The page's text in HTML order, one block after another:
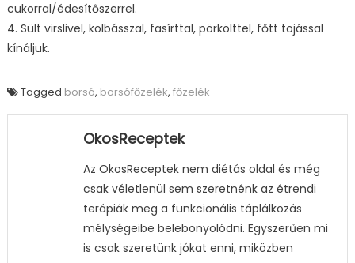
cukorral/édesítőszerrel.
4. Sült virslivel, kolbásszal, fasírttal, pörkölttel, főtt tojással
kínáljuk.
Tagged borsó, borsófőzelék, főzelék
OkosReceptek
Az OkosReceptek nem diétás oldal és még
csak véletlenül sem szeretnénk az étrendi
terápiák meg a funkcionális táplálkozás
mélységeibe belebonyolódni. Egyszerűen mi
is csak szeretünk jókat enni, miközben